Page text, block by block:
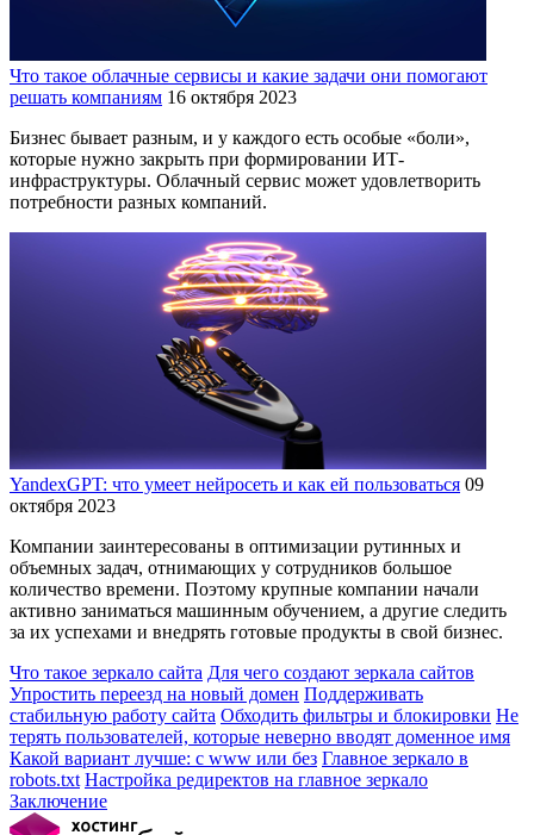
Что такое облачные сервисы и какие задачи они помогают
решать компаниям 16 октября 2023
Бизнес бывает разным, и у каждого есть особые «боли»,
которые нужно закрыть при формировании ИТ-
инфраструктуры. Облачный сервис может удовлетворить
потребности разных компаний.
YandexGPT: что умеет нейросеть и как ей пользоваться 09
октября 2023
Компании заинтересованы в оптимизации рутинных и
объемных задач, отнимающих у сотрудников большое
количество времени. Поэтому крупные компании начали
активно заниматься машинным обучением, а другие следить
за их успехами и внедрять готовые продукты в свой бизнес.
Что такое зеркало сайта Для чего создают зеркала сайтов
Упростить переезд на новый домен Поддерживать
стабильную работу сайта Обходить фильтры и блокировки Не
терять пользователей, которые неверно вводят доменное имя
Какой вариант лучше: с www или без Главное зеркало в
robots.txt Настройка редиректов на главное зеркало
Заключение